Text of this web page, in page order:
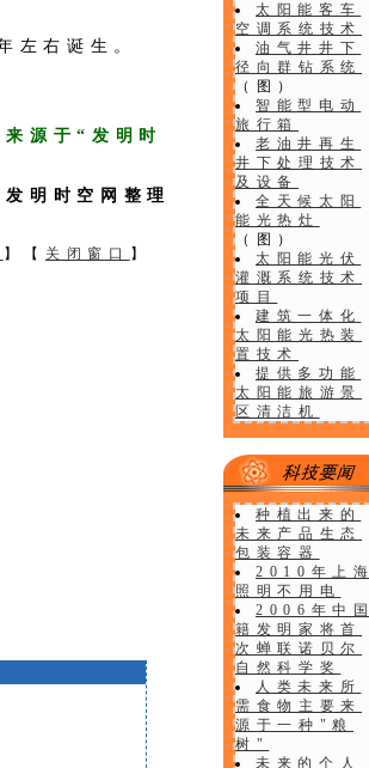
右诞生。
源于“发明时
发明时空网整理
】【 关闭窗口 】
太阳能客车
空调系统技术
油气井井下
径向群钻系统
（图）
智能型电动
旅行箱
老油井再生
井下处理技术
及设备
全天候太阳
能光热灶
（图）
太阳能光伏
灌溉系统技术
项目
建筑一体化
太阳能光热装
置技术
提供多功能
太阳能旅游景
区清洁机
种植出来的
未来产品生态
包装容器
2010年上海
照明不用电
2006年中国
籍发明家将首
次蝉联诺贝尔
自然科学奖
人类未来所
需食物主要来
源于一种"粮
树"
未来的个人